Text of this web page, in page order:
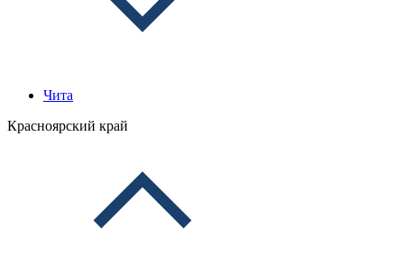
Чита
Красноярский край